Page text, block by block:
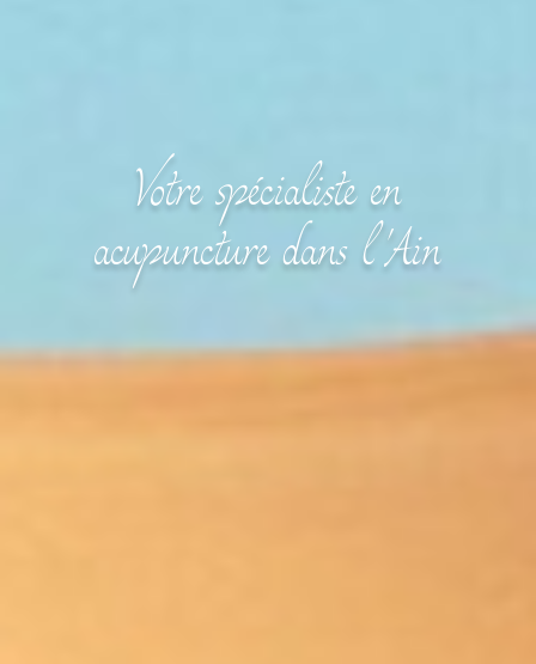
Votre spécialiste en
acupuncture dans l'Ain